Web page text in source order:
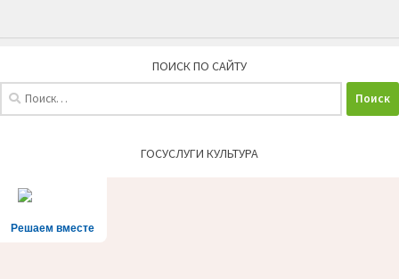
ПОИСК ПО САЙТУ
ГОСУСЛУГИ КУЛЬТУРА
Решаем вместе